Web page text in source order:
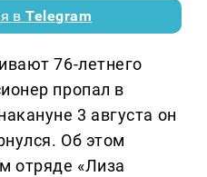
вTelegram
76-летнего
пропал в
3 августа он
Об этом
отряде «Лиза